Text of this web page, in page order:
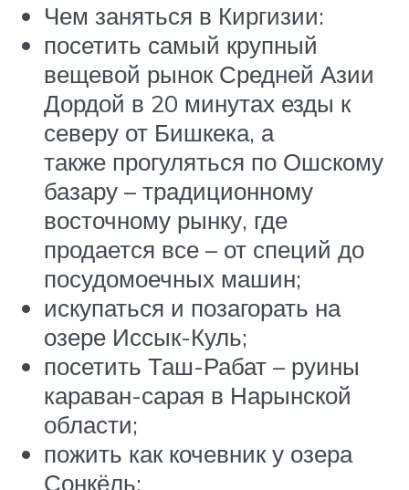
Чем заняться в Киргизии:
посетить самый крупный
вещевой рынок Средней Азии
Дордой в 20 минутах езды к
северу от Бишкека, а
также прогуляться по Ошскому
базару – традиционному
восточному рынку, где
продается все – от специй до
посудомоечных машин;
искупаться и позагорать на
озере Иссык-Куль;
посетить Таш-Рабат – руины
караван-сарая в Нарынской
области;
пожить как кочевник у озера
Сонкёль;